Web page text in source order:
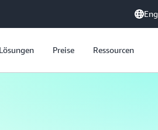
Lösungen Preise Ressourcen